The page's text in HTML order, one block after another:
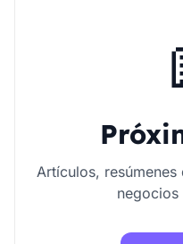
Artículos,
negocios